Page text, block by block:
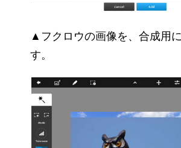
▲フクロウの画像を、合成用
す。